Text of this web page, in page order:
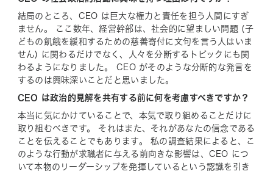
結局のところ、CEO は巨大な権力と責任を担う人間にすぎ
ません。 ここ数年、経営幹部は、社会的に望ましい問題 (子
どもの飢餓を緩和するための慈善寄付に文句を言う人はいま
せん) に関わるだけでなく、人々を分断するトピックにも関
わるようになりました。 CEO がそのような分断的な発言を
するのは興味深いことだと思いました。
CEO は政治的見解を共有する前に何を考慮すべきですか？
本当に気にかけていることで、本気で取り組めることだけに
取り組むべきです。 それはまた、それがあなたの信念である
ことを伝えることでもあります。 私の調査結果によると、こ
のような行動が求職者に与える前向きな影響は、CEO につ
いて本物のリーダーシップを発揮しているという認識を引き